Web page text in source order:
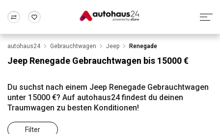
Wir bewerten dein Auto
Alle Fragen & Antworten
Rund um die Inzahlungnahme
Frankfurt Wuppertal
autohaus24 Gebrauchtwagen Jeep Renegade
Jeep Renegade Gebrauchtwagen bis 15000 €
Du suchst nach einem Jeep Renegade Gebrauchtwagen
unter 15000 €? Auf autohaus24 findest du deinen
Traumwagen zu besten Konditionen!
Filter